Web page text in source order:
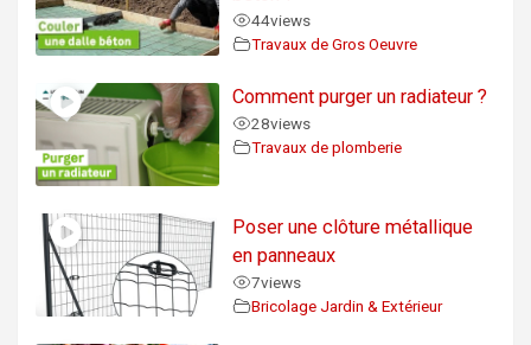
44views
Travaux de Gros Oeuvre
Comment purger un radiateur ?
28views
Travaux de plomberie
Poser une clôture métallique
en panneaux
7views
Bricolage Jardin & Extérieur